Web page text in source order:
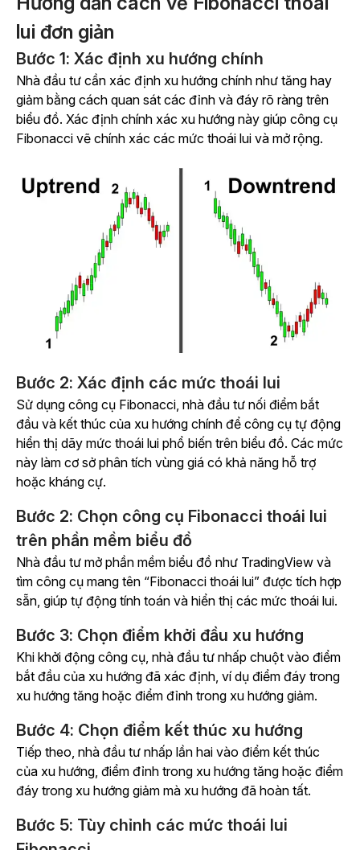
lui đơn giản
Bước 1: Xác định xu hướng chính
Nhà đầu tư cần xác định xu hướng chính như tăng hay
giảm bằng cách quan sát các đỉnh và đáy rõ ràng trên
biểu đồ. Xác định chính xác xu hướng này giúp công cụ
Fibonacci vẽ chính xác các mức thoái lui và mở rộng.
Bước 2: Xác định các mức thoái lui
Sử dụng công cụ Fibonacci, nhà đầu tư nối điểm bắt
đầu và kết thúc của xu hướng chính để công cụ tự động
hiển thị dãy mức thoái lui phổ biến trên biểu đồ. Các mức
này làm cơ sở phân tích vùng giá có khả năng hỗ trợ
hoặc kháng cự.
Bước 2: Chọn công cụ Fibonacci thoái lui
trên phần mềm biểu đồ
Nhà đầu tư mở phần mềm biểu đồ như TradingView và
tìm công cụ mang tên “Fibonacci thoái lui” được tích hợp
sẵn, giúp tự động tính toán và hiển thị các mức thoái lui.
Bước 3: Chọn điểm khởi đầu xu hướng
Khi khởi động công cụ, nhà đầu tư nhấp chuột vào điểm
bắt đầu của xu hướng đã xác định, ví dụ điểm đáy trong
xu hướng tăng hoặc điểm đỉnh trong xu hướng giảm.
Bước 4: Chọn điểm kết thúc xu hướng
Tiếp theo, nhà đầu tư nhấp lần hai vào điểm kết thúc
của xu hướng, điểm đỉnh trong xu hướng tăng hoặc điểm
đáy trong xu hướng giảm mà xu hướng đã hoàn tất.
Bước 5: Tùy chỉnh các mức thoái lui